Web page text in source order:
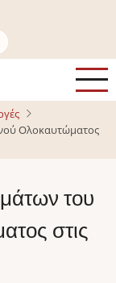
Ολοκαυτώματος
του
στις